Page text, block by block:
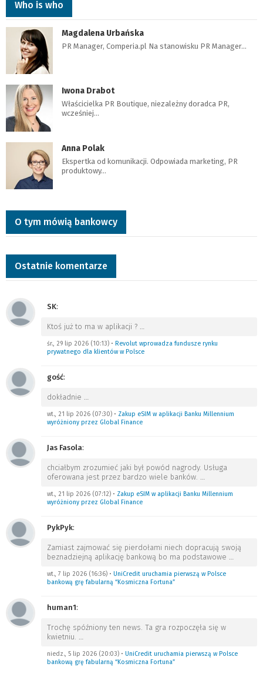
Who is who
Magdalena Urbańska
PR Manager, Comperia.pl Na stanowisku PR Manager…
Iwona Drabot
Właścicielka PR Boutique, niezależny doradca PR,
wcześniej…
Anna Polak
Ekspertka od komunikacji. Odpowiada marketing, PR
produktowy…
O tym mówią bankowcy
Ostatnie komentarze
SK:
Ktoś już to ma w aplikacji ? …
śr., 29 lip 2026 (10:13) • Revolut wprowadza fundusze rynku
prywatnego dla klientów w Polsce
gość:
dokładnie …
wt., 21 lip 2026 (07:30) • Zakup eSIM w aplikacji Banku Millennium
wyróżniony przez Global Finance
Jas Fasola:
chciałbym zrozumieć jaki był powód nagrody. Usługa
oferowana jest przez bardzo wiele banków. …
wt., 21 lip 2026 (07:12) • Zakup eSIM w aplikacji Banku Millennium
wyróżniony przez Global Finance
PykPyk:
Zamiast zajmować się pierdołami niech dopracują swoją
beznadziejną aplikację bankową bo ma podstawowe …
wt., 7 lip 2026 (16:36) • UniCredit uruchamia pierwszą w Polsce
bankową grę fabularną “Kosmiczna Fortuna”
human1:
Trochę spóźniony ten news. Ta gra rozpoczęła się w
kwietniu. …
niedz., 5 lip 2026 (20:03) • UniCredit uruchamia pierwszą w Polsce
bankową grę fabularną “Kosmiczna Fortuna”